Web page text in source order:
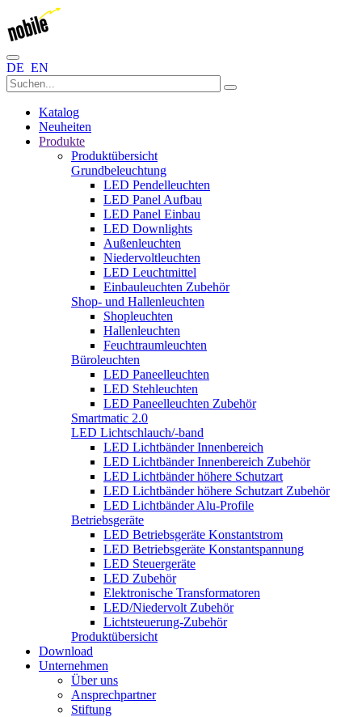
DE EN
Katalog
Neuheiten
Produkte
Produktübersicht
Grundbeleuchtung
LED Pendelleuchten
LED Panel Aufbau
LED Panel Einbau
LED Downlights
Außenleuchten
Niedervoltleuchten
LED Leuchtmittel
Einbauleuchten Zubehör
Shop- und Hallenleuchten
Shopleuchten
Hallenleuchten
Feuchtraumleuchten
Büroleuchten
LED Paneelleuchten
LED Stehleuchten
LED Paneelleuchten Zubehör
Smartmatic 2.0
LED Lichtschlauch/-band
LED Lichtbänder Innenbereich
LED Lichtbänder Innenbereich Zubehör
LED Lichtbänder höhere Schutzart
LED Lichtbänder höhere Schutzart Zubehör
LED Lichtbänder Alu-Profile
Betriebsgeräte
LED Betriebsgeräte Konstantstrom
LED Betriebsgeräte Konstantspannung
LED Steuergeräte
LED Zubehör
Elektronische Transformatoren
LED/Niedervolt Zubehör
Lichtsteuerung-Zubehör
Produktübersicht
Download
Unternehmen
Über uns
Ansprechpartner
Stiftung